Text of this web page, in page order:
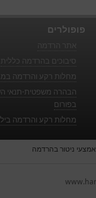
פופולרים
סיבוכים בהרדמה כללית
מחלות רקע והרדמה
הבהרה משפטית-תנאי
בפורום
מחלות רקע והרדמה
אמצעי ניטור בהרדמה